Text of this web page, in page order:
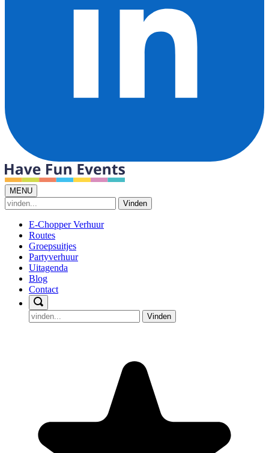
MENU
Vinden
E-Chopper Verhuur
Routes
Groepsuitjes
Partyverhuur
Uitagenda
Blog
Contact
Vinden